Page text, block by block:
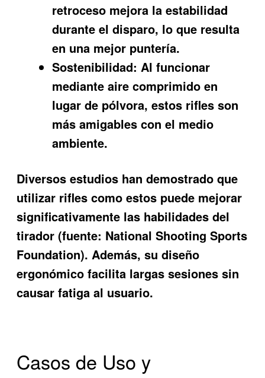
retroceso mejora la estabilidad
durante el disparo, lo que resulta
en una mejor puntería.
Sostenibilidad: Al funcionar
mediante aire comprimido en
lugar de pólvora, estos rifles son
más amigables con el medio
ambiente.
Diversos estudios han demostrado que
utilizar rifles como estos puede mejorar
significativamente las habilidades del
tirador (fuente: National Shooting Sports
Foundation). Además, su diseño
ergonómico facilita largas sesiones sin
causar fatiga al usuario.
Casos de Uso y